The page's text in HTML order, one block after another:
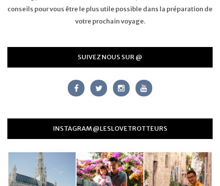
conseils pour vous être le plus utile possible dans la préparation de
votre prochain voyage.
SUIVEZ NOUS SUR @
INSTAGRAM @LESLOVETROTTEURS